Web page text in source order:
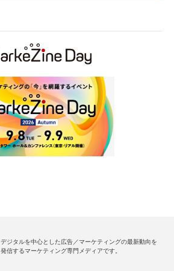
デジタルを中心とした広告／マーケティングの最新動向を
発信するマーケティング専門メディアです。